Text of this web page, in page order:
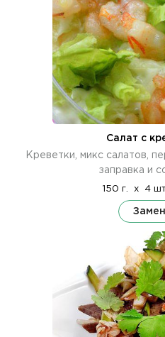
Салат с
Креветки, микс салатов,
заправка и
150 г. x 4